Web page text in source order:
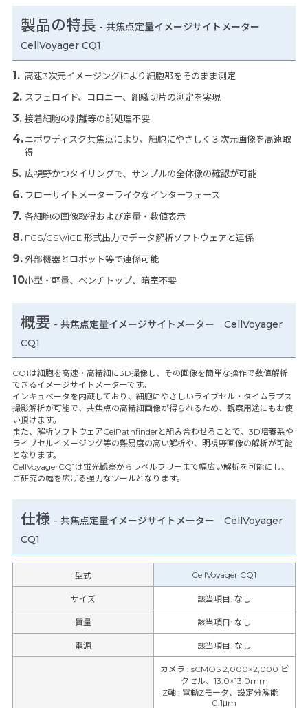
製品の特長 - 共焦点定量イメージサイトメーター
CellVoyager CQ1
高速3次元イメージングにより細胞郡をそのまま測定
スフェロイド、コロニー、組織切片の測定を実現
接着細胞の剥離等の前処理不要
ニポウディスク共焦点により、細胞にやさしく３次元画像を高速取
得
広視野かつタイリングで、サンプルの全体像の確認が可能
フローサイトメーターライクなインターフェース
各細胞の画像取得および定量・数値表示
FCS/CSV/ICE 形式出力でデータ解析ソフトウェアと連係
外部機器とロボット等で連係可能
小型・軽量、ベンチトップ、暗室不要
概要 - 共焦点定量イメージサイトメーター CellVoyager
CQ1
CQ1は細胞を高速・高精細に3D撮像し、その画像を簡単な操作で数値解析
できるイメージサイトメーターです。
インキュベータを内蔵しており、細胞にやさしいライブセル・タイムラプス
撮影解析が可能で、共焦点の高精細画像が得られるため、観察用途にもお使
い頂けます。
また、解析ソフトウェアCelPathfinderと組み合わせることで、3D培養系や
ライブセルイメージング等の難易度の高い解析や、明視野画像の解析が可能
となります。
CellVoyagerCQ1は蛍光観察からラベルフリーまで幅広い解析を可能にし、
ご研究の幅を広げる強力なツールとなります。
仕様 - 共焦点定量イメージサイトメーター CellVoyager
CQ1
型式 CellVoyager CQ1
サイズ 該当項目: なし
質量 該当項目: なし
電源 該当項目: なし
カメラ : sCMOS 2,000×2,000 ピ
クセル、13.0×13.0mm
Z軸 : 電動Zモータ、設定分解能
0.1μm